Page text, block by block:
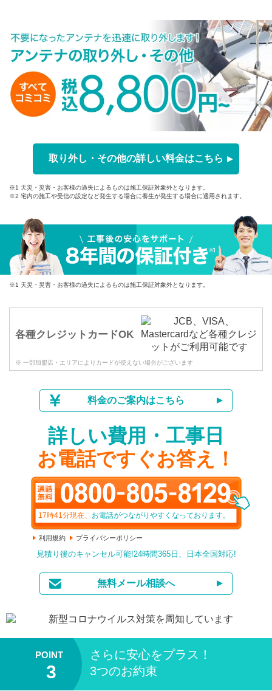
取り外し・その他の詳しい料金はこちら
※1 天災・災害・お客様の過失によるものは施工保証対象外となります。
※2 宅内の施工や受信の設定など発生する場合に養生が発生する場合に適用されます。
※1 天災・災害・お客様の過失によるものは施工保証対象外となります。
各種クレジットカードOK
※ 一部加盟店・エリアによりカードが使えない場合がございます
料金のご案内はこちら
詳しい費用・工事日
お電話ですぐお答え！
17時41分現在、 お電話がつながりやすくなっております。
利用規約 プライバシーポリシー
見積り後のキャンセル可能!24時間365日、日本全国対応!
無料メール相談へ
さらに安心をプラス！
3つのお約束